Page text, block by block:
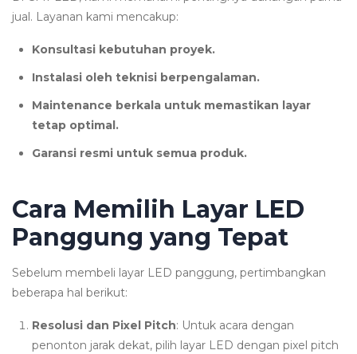
jual. Layanan kami mencakup:
Konsultasi kebutuhan proyek.
Instalasi oleh teknisi berpengalaman.
Maintenance berkala untuk memastikan layar
tetap optimal.
Garansi resmi untuk semua produk.
Cara Memilih Layar LED
Panggung yang Tepat
Sebelum membeli layar LED panggung, pertimbangkan
beberapa hal berikut:
Resolusi dan Pixel Pitch: Untuk acara dengan
penonton jarak dekat, pilih layar LED dengan pixel pitch